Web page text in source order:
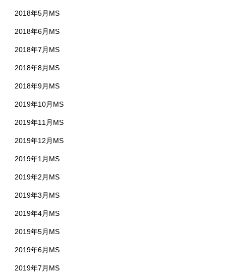
2018年5月MS
2018年6月MS
2018年7月MS
2018年8月MS
2018年9月MS
2019年10月MS
2019年11月MS
2019年12月MS
2019年1月MS
2019年2月MS
2019年3月MS
2019年4月MS
2019年5月MS
2019年6月MS
2019年7月MS